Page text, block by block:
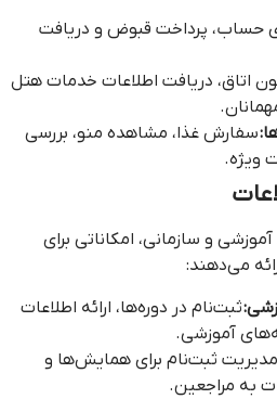
حساب، پرداخت قبوض و دریافت
اتاق، دریافت اطلاعات خدمات هتل
سفارش غذا، مشاهده منو، بررسی
ویژه.
و سازمانی، امکاناتی برای
می‌دهند:
ثبت‌نام در دوره‌ها، ارائه اطلاعات
آموزشی.
مدیریت ثبت‌نام برای همایش‌ها و
به مراجعین.